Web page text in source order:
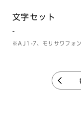
文字セット
-
※AJ1-7、モリサワフォ